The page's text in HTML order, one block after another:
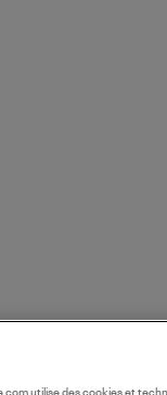
utilise des cookies et